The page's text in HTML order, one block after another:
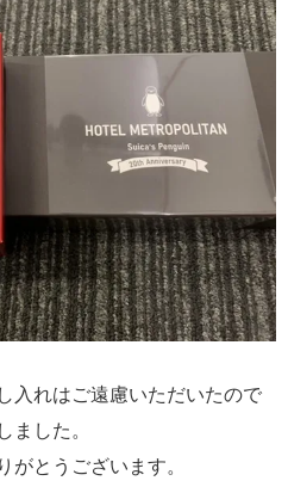
入れはご遠慮いただいたので
ました。
がとうございます。